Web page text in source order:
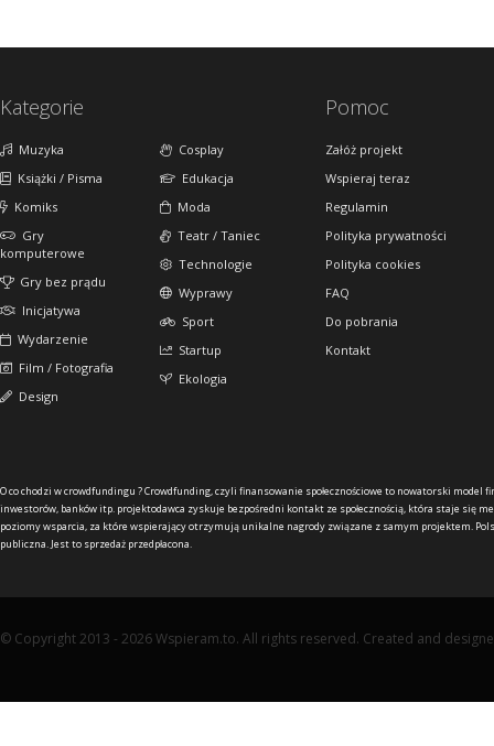
Kategorie
Muzyka
Książki / Pisma
Komiks
Gry
komputerowe
Gry bez prądu
Inicjatywa
Wydarzenie
Film / Fotografia
Design
Cosplay
Edukacja
Moda
Teatr / Taniec
Technologie
Wyprawy
Sport
Startup
Ekologia
Pomoc
Załóż projekt
Wspieraj teraz
Regulamin
Polityka prywatności
Polityka cookies
FAQ
Do pobrania
Kontakt
O co chodzi w crowdfundingu ?Crowdfunding, czyli finansowanie społecznościowe to nowatorski model
inwestorów, banków itp. projektodawca zyskuje bezpośredni kontakt ze społecznością, która staje się
poziomy wsparcia, za które wspierający otrzymują unikalne nagrody związane z samym projektem.
publiczna. Jest to sprzedaż przedpłacona.
© Copyright 2013 - 2026 Wspieram.to. All rights reserved. Created and